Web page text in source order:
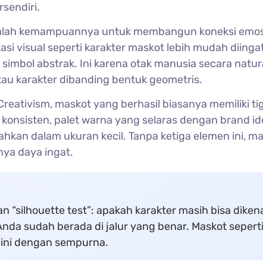
kemampuannya untuk membangun koneksi
visual seperti karakter maskot lebih mudah
abstrak. Ini karena otak manusia secara
karakter dibanding bentuk geometris.
maskot yang berhasil biasanya memiliki
palet warna yang selaras dengan brand
dalam ukuran kecil. Tanpa ketiga elemen ini,
daya ingat.
“silhouette test”: apakah karakter masih bisa
sudah berada di jalur yang benar. Maskot
dengan sempurna.